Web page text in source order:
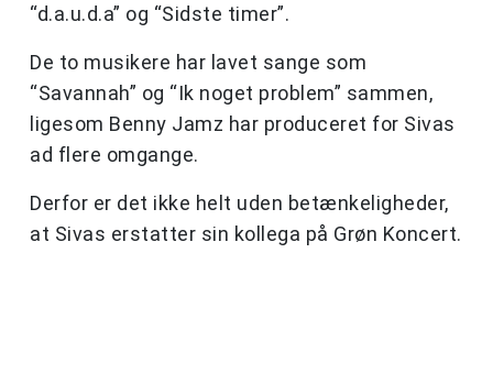
“d.a.u.d.a” og “Sidste timer”.
De to musikere har lavet sange som
“Savannah” og “Ik noget problem” sammen,
ligesom Benny Jamz har produceret for Sivas
ad flere omgange.
Derfor er det ikke helt uden betænkeligheder,
at Sivas erstatter sin kollega på Grøn Koncert.